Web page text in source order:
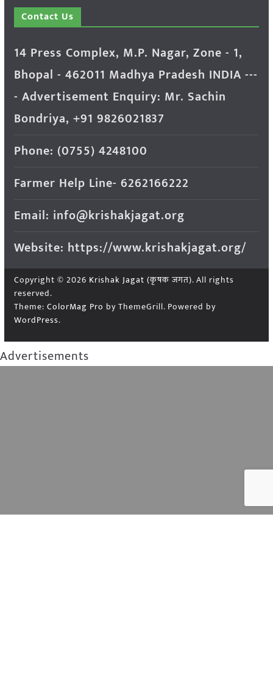
Contact Us
14 Press Complex, M.P. Nagar, Zone - 1,
Bhopal - 462011 Madhya Pradesh INDIA ---
- Advertisement Enquiry: Mr. Sachin
Bondriya, +91 9826021837
Phone: (0755) 4248100
Farmer Help Line- 6262166222
Email: info@krishakjagat.org
Website: https://www.krishakjagat.org/
Copyright © 2026 Krishak Jagat (कृषक जगत). All rights
reserved.
Theme: ColorMag Pro by ThemeGrill. Powered by
WordPress.
Advertisements